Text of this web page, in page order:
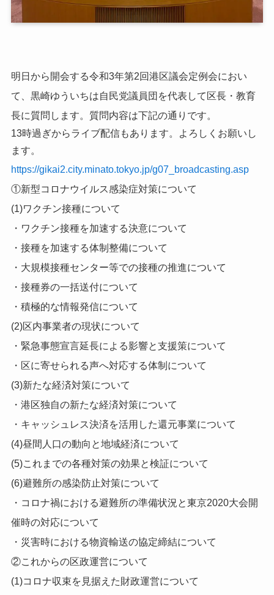
明日から開会する令和3年第2回港区議会定例会におい
て、黒崎ゆういちは自民党議員団を代表して区長・教育
長に質問します。質問内容は下記の通りです。
13時過ぎからライブ配信もあります。よろしくお願いし
ます。
https://gikai2.city.minato.tokyo.jp/g07_broadcasting.asp
①新型コロナウイルス感染症対策について
(1)ワクチン接種について
・ワクチン接種を加速する決意について
・接種を加速する体制整備について
・大規模接種センター等での接種の推進について
・接種券の一括送付について
・積極的な情報発信について
(2)区内事業者の現状について
・緊急事態宣言延長による影響と支援策について
・区に寄せられる声へ対応する体制について
(3)新たな経済対策について
・港区独自の新たな経済対策について
・キャッシュレス決済を活用した還元事業について
(4)昼間人口の動向と地域経済について
(5)これまでの各種対策の効果と検証について
(6)避難所の感染防止対策について
・コロナ禍における避難所の準備状況と東京2020大会開
催時の対応について
・災害時における物資輸送の協定締結について
②これからの区政運営について
(1)コロナ収束を見据えた財政運営について